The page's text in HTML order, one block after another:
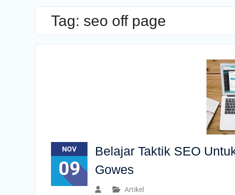
Tag: seo off page
NOV
09
Belajar Taktik SEO
Gowes
Artikel